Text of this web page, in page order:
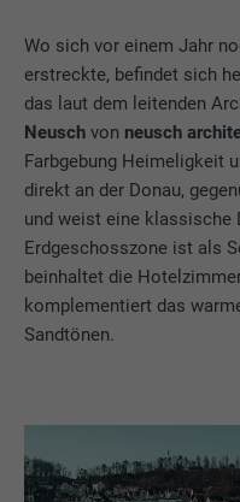
Wo sich vor einem Jahr
erstreckte, befindet sich
das laut dem leitenden
Neusch von neusch
Farbgebung Heimeligkeit
direkt an der Donau,
und weist eine klassische
Erdgeschosszone ist als
beinhaltet die
komplementiert das
Sandtönen.